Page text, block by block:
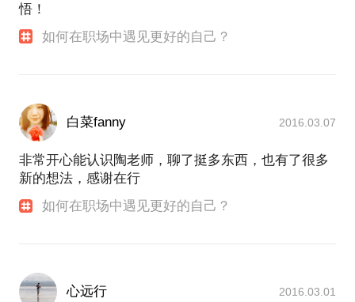
悟！
如何在职场中遇见更好的自己？
白菜fanny 2016.03.07
非常开心能认识陶老师，聊了挺多东西，也有了很多
新的想法，感谢在行
如何在职场中遇见更好的自己？
心远行 2016.03.01